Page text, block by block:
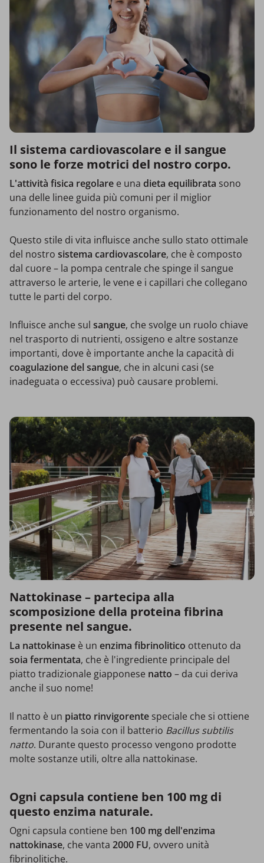
Il sistema cardiovascolare e il sangue
sono le forze motrici del nostro corpo.
L'attività fisica regolare e una dieta equilibrata sono
una delle linee guida più comuni per il miglior
funzionamento del nostro organismo.
Questo stile di vita influisce anche sullo stato ottimale
del nostro sistema cardiovascolare, che è composto
dal cuore – la pompa centrale che spinge il sangue
attraverso le arterie, le vene e i capillari che collegano
tutte le parti del corpo.
Influisce anche sul sangue, che svolge un ruolo chiave
nel trasporto di nutrienti, ossigeno e altre sostanze
importanti, dove è importante anche la capacità di
coagulazione del sangue, che in alcuni casi (se
inadeguata o eccessiva) può causare problemi.
Nattokinase – partecipa alla
scomposizione della proteina fibrina
presente nel sangue.
La nattokinase è un enzima fibrinolitico ottenuto da
soia fermentata, che è l'ingrediente principale del
piatto tradizionale giapponese natto – da cui deriva
anche il suo nome!
Il natto è un piatto rinvigorente speciale che si ottiene
fermentando la soia con il batterio Bacillus subtilis
natto. Durante questo processo vengono prodotte
molte sostanze utili, oltre alla nattokinase.
Ogni capsula contiene ben 100 mg di
questo enzima naturale.
Ogni capsula contiene ben 100 mg dell'enzima
nattokinase, che vanta 2000 FU, ovvero unità
fibrinolitiche.